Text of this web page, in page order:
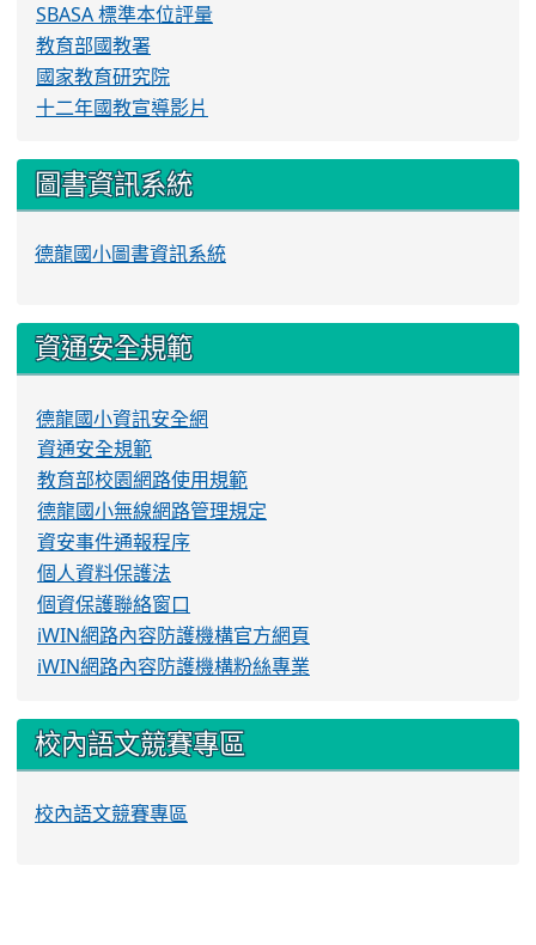
SBASA 標準本位評量
教育部國教署
國家教育研究院
十二年國教宣導影片
圖書資訊系統
德龍國小圖書資訊系統
資通安全規範
德龍國小資訊安全網
資通安全規範
教育部校園網路使用規範
德龍國小無線網路管理規定
資安事件通報程序
個人資料保護法
個資保護聯絡窗口
iWIN網路內容防護機構官方網頁
iWIN網路內容防護機構粉絲專業
校內語文競賽專區
校內語文競賽專區